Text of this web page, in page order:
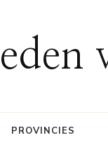
PROVINCIES